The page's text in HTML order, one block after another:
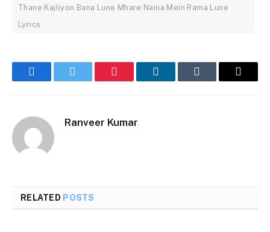
Thane Kajliyon Bana Lune Mhare Naina Mein Rama Lune
Lyrics
FacebookTwitter Pinterest LinkedInTumblr Email
Ranveer Kumar
RELATED POSTS